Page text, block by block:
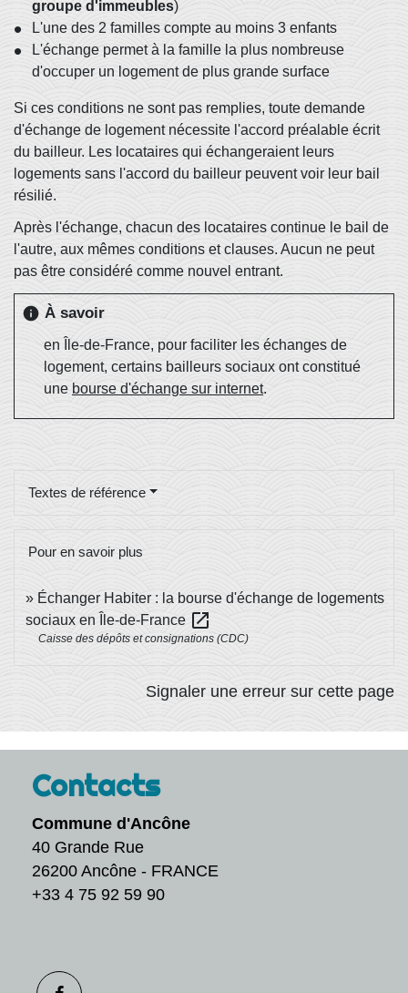
groupe d'immeubles)
L'une des 2 familles compte au moins 3 enfants
L'échange permet à la famille la plus nombreuse
d'occuper un logement de plus grande surface
Si ces conditions ne sont pas remplies, toute demande
d'échange de logement nécessite l'accord préalable écrit
du bailleur. Les locataires qui échangeraient leurs
logements sans l'accord du bailleur peuvent voir leur bail
résilié.
Après l'échange, chacun des locataires continue le bail de
l'autre, aux mêmes conditions et clauses. Aucun ne peut
pas être considéré comme nouvel entrant.
info À savoir
en Île-de-France, pour faciliter les échanges de
logement, certains bailleurs sociaux ont constitué
une bourse d'échange sur internet.
Textes de référence
Pour en savoir plus
Échanger Habiter : la bourse d'échange de logements
sociaux en Île-de-France open_in_new
Caisse des dépôts et consignations (CDC)
Signaler une erreur sur cette page
Contacts
Commune d'Ancône
40 Grande Rue
26200 Ancône - FRANCE
+33 4 75 92 59 90